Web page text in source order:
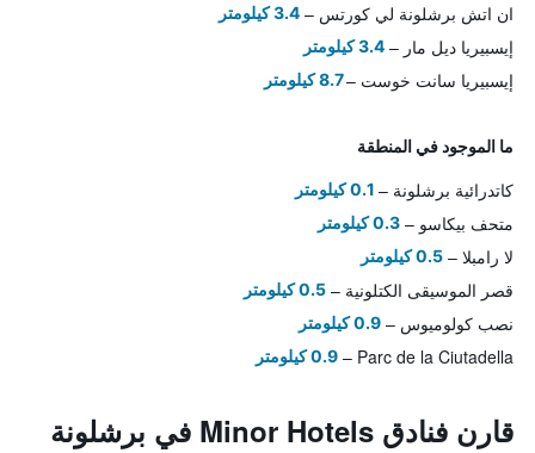
ان اتش برشلونة لي كورتس 3.4 كيلومتر
إيسبيريا ديل مار 3.4 كيلومتر
إيسبيريا سانت خوست 8.7 كيلومتر
ما الموجود في المنطقة
كاتدرائية برشلونة 0.1 كيلومتر
متحف بيكاسو 0.3 كيلومتر
لا رامبلا 0.5 كيلومتر
قصر الموسيقى الكتلونية 0.5 كيلومتر
نصب كولوميوس 0.9 كيلومتر
Parc de la Ciutadella 0.9 كيلومتر
قارن فنادق Minor Hotels في برشلونة